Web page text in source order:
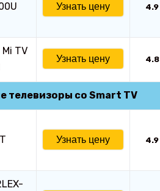
Узнать цену 4.9
TV
Узнать цену 4.8
телевизоры со Smart TV
Узнать цену 4.9